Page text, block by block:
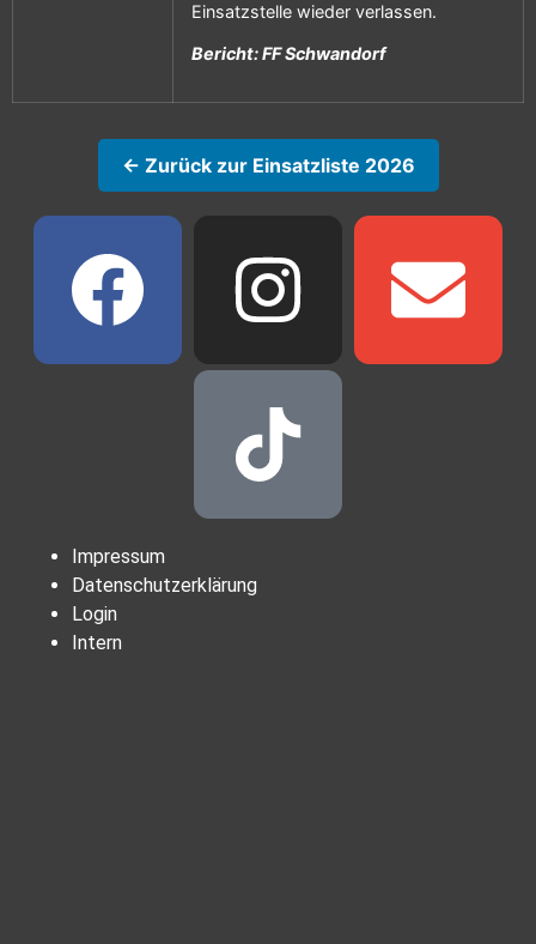
Einsatzstelle wieder verlassen.
Bericht: FF Schwandorf
← Zurück zur Einsatzliste 2026
Impressum
Datenschutzerklärung
Login
Intern